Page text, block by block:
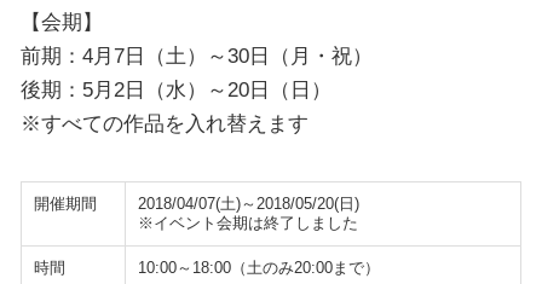
【会期】
前期：4月7日（土）～30日（月・祝）
後期：5月2日（水）～20日（日）
※すべての作品を入れ替えます
開催期間
2018/04/07(土)～2018/05/20(日)
※イベント会期は終了しました
時間 10:00～18:00（土のみ20:00まで）